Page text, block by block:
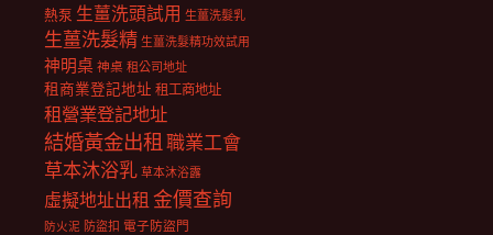
熱泵 生薑洗頭試用 生薑洗髮乳
生薑洗髮精 生薑洗髮精功效試用
神明桌 神桌 租公司地址
租商業登記地址 租工商地址
租營業登記地址
結婚黃金出租職業工會
草本沐浴乳 草本沐浴露
虛擬地址出租 金價查詢
防火泥 防盜扣 電子防盜門